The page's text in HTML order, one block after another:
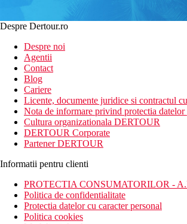
Despre Dertour.ro
Despre noi
Agentii
Contact
Blog
Cariere
Licente, documente juridice si contractul
Nota de informare privind protectia datelor
Cultura organizationala DERTOUR
DERTOUR Corporate
Partener DERTOUR
Informatii pentru clienti
PROTECTIA CONSUMATORILOR -
Politica de confidentialitate
Protectia datelor cu caracter personal
Politica cookies